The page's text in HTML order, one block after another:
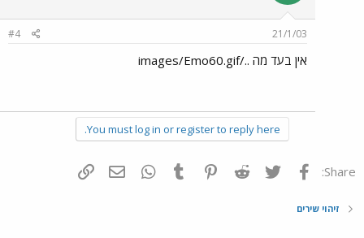
21/1/03
#4
אין בעד מה ../images/Emo60.gif
You must log in or register to reply here.
Share: פייסבוק Twitter
Reddit
Pinterest
Tumblr
WhatsAppדואר אלקטרוני
זיהוי שירים